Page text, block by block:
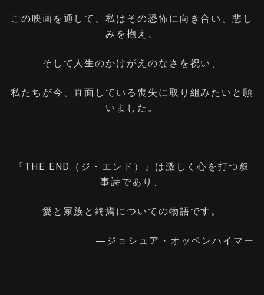
この映画を通して、私はその恐怖に向き合い、悲し
みを抱え、
そして人生のかけがえのなさを祝い、
私たちが今、直面している喪失に取り組みたいと願
いました。
『THE END（ジ・エンド）』は激しく心を打つ叙
事詩であり、
愛と家族と終焉についての物語です。
―ジョシュア・オッペンハイマー